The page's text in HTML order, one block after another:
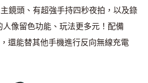
鏡頭、有超強手持四秒夜拍，以及錄
人像留色功能、玩法更多元！配備
還能替其他手機進行反向無線充電